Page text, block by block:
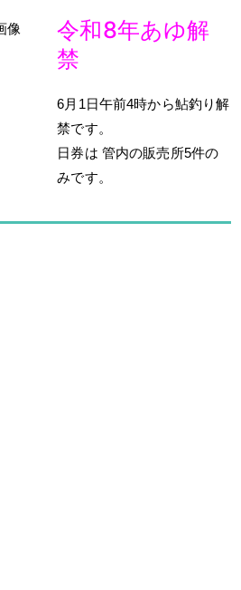
令和8年あゆ解
禁
6月1日午前4時から鮎釣り解
禁です。
日券は 管内の販売所5件の
みです。